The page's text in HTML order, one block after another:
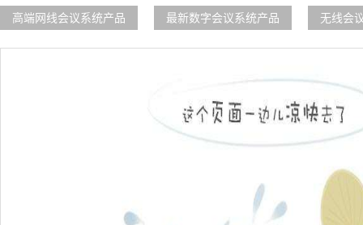
高端网线会议系统产品 最新数字会议系统产品 无线会